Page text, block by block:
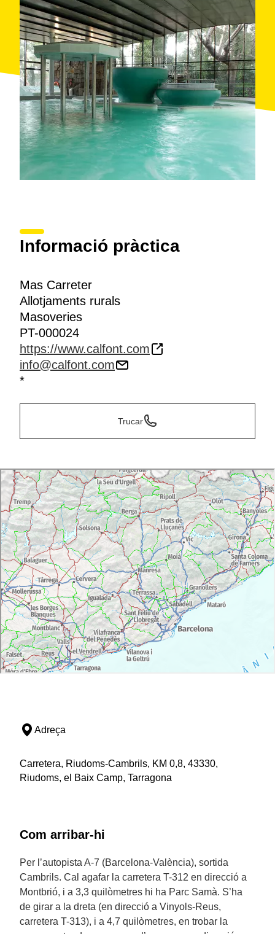
Informació pràctica
Mas Carreter
Allotjaments rurals
Masoveries
PT-000024
https://www.calfont.com
info@calfont.com
*
Trucar
Adreça
Carretera, Riudoms-Cambrils, KM 0,8, 43330,
Riudoms, el Baix Camp, Tarragona
Com arribar-hi
Per l’autopista A-7 (Barcelona-València), sortida
Cambrils. Cal agafar la carretera T-312 en direcció a
Montbrió, i a 3,3 quilòmetres hi ha Parc Samà. S’ha
de girar a la dreta (en direcció a Vinyols-Reus,
carretera T-313), i a 4,7 quilòmetres, en trobar la